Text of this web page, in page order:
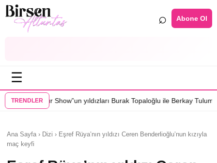
⌕ Abone Ol
☰
TRENDLER
yıldızları Burak Topaloğlu ile Berkay Tulumbacı “Ecünni” filminde
Ana Sayfa › Dizi › Eşref Rüya’nın yıldızı Ceren Benderlioğlu’nun kızıyla
maç keyfi